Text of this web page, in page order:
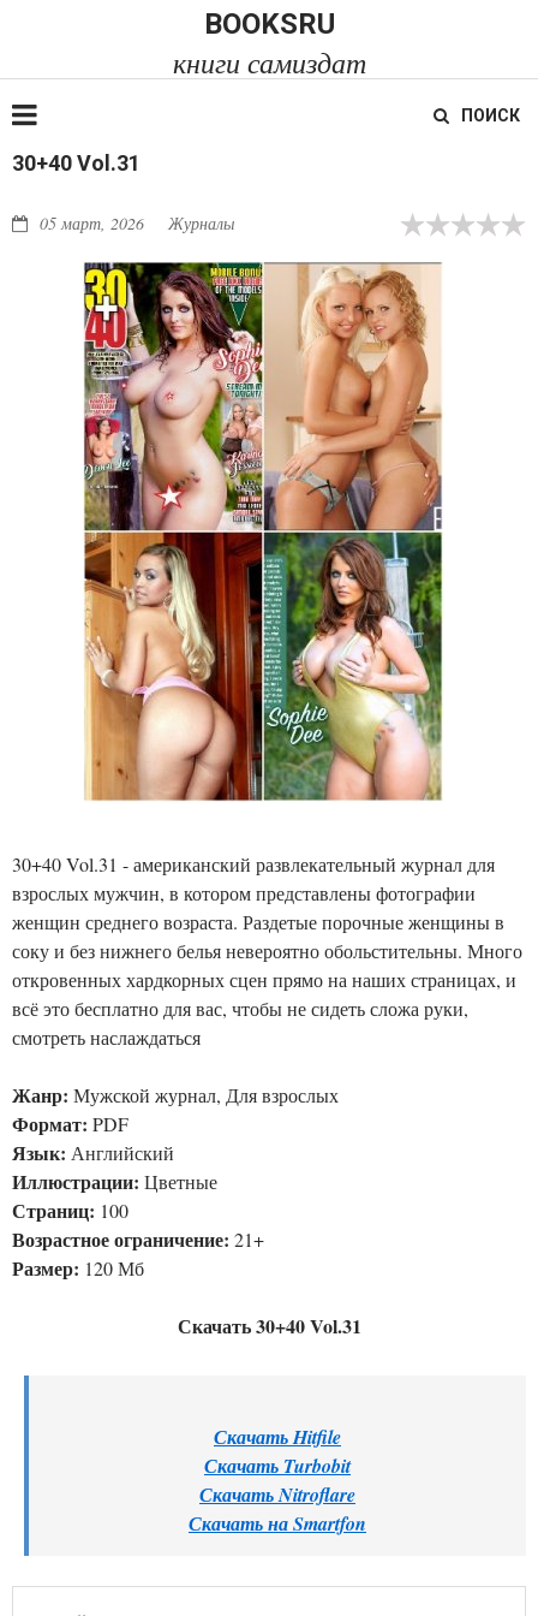
BOOKSRU
книги самиздат
ПОИСК
30+40 Vol.31
05 март, 2026 Журналы
30+40 Vol.31 - американский развлекательный журнал для
взрослых мужчин, в котором представлены фотографии
женщин среднего возраста. Раздетые порочные женщины в
соку и без нижнего белья невероятно обольстительны. Много
откровенных хардкорных сцен прямо на наших страницах, и
всё это бесплатно для вас, чтобы не сидеть сложа руки,
смотреть наслаждаться
Жанр: Мужской журнал, Для взрослых
Формат: PDF
Язык: Английский
Иллюстрации: Цветные
Страниц: 100
Возрастное ограничение: 21+
Размер: 120 Мб
Скачать 30+40 Vol.31
Скачать Hitfile
Скачать Turbobit
Скачать Nitroflare
Скачать на Smartfon